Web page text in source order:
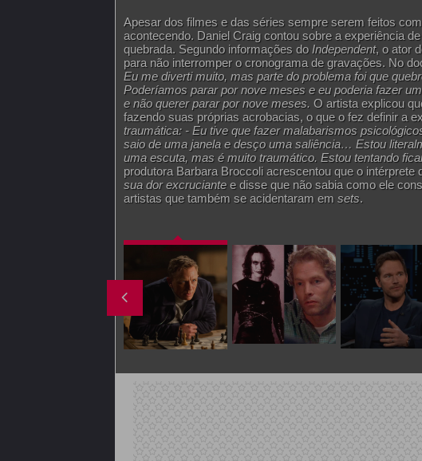
Apesar dos filmes e das séries sempre serem feitos
acontecendo. Daniel Craig contou sobre a experiência
quebrada. Segundo informações do Independent, o ator
para não interromper o cronograma de gravações. No
Eu me diverti muito, mas parte do problema foi que
Poderíamos parar por nove meses e eu poderia fazer
e não querer parar por nove meses. O artista explicou
fazendo suas próprias acrobacias, o que o fez definir a
traumática: - Eu tive que fazer malabarismos
saio de uma janela e desço uma saliência… Estou
uma escuta, mas é muito traumático. Estou tentando
produtora Barbara Broccoli acrescentou que o intérprete
sua dor excruciantee disse que não sabia como ele
artistas que também se acidentaram em sets.